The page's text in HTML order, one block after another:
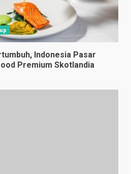
Indonesia Pasar
Premium Skotlandia